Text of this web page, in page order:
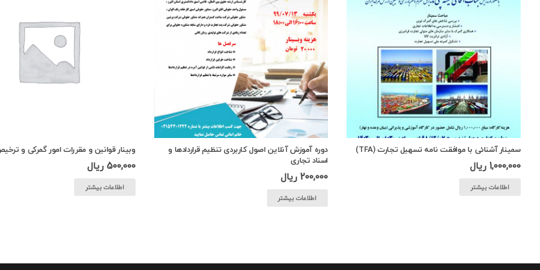
سمینار آشنائی با موافقت نامه تسهیل تجارت (TFA)
1,000,000 ریال
اطلاعات بیشتر
دوره آموزش آنلاین اصول کاربردی تنظیم قراردادها و
اسناد تجاری
200,000ریال
اطلاعات بیشتر
وبینار قوانین و مقررات امور گمرکی و
500,000ریال
اطلاعات بیشتر